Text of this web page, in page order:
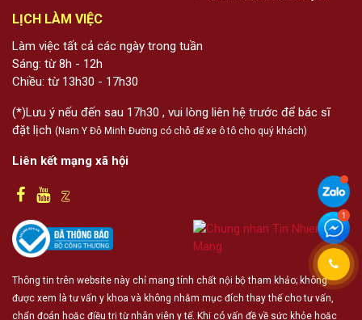
LỊCH LÀM VIỆC
Làm việc tất cả các ngày trong tuần
Sáng: từ 8h - 12h
Chiều: từ 13h30 - 17h30
(*)Lưu ý nếu đến sau 17h30 , vui lòng liên hệ trước để bác sĩ
đặt lịch (Nam Y Đỗ Minh Đường có chỗ để xe ô tô cho quý khách)
Liên kết mạng xã hội
Thông tin trên website này chỉ mang tính chất nội bộ tham khảo; không
được xem là tư vấn y khoa và không nhằm mục đích thay thế cho tư vấn,
chẩn đoán hoặc điều trị từ nhân viên y tế. Khi có vấn đề về sức khỏe hoặc